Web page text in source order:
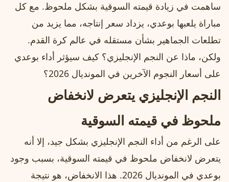
ساهمت في زيادة قيمته السوقية بشكل ملحوظ. مع كل
مباراة يلعبها بوعدي، يزداد سعر إنتاجه، مما يزيد من
تطلعات الجماهير بشأن مستقله في عالم كرة القدم.
ولكن، ماذا عن النجم الإنجليزي؟ كيف سيؤثر أداء بوعدي
على أسعار النجوم الآخرين في المونديال 2026؟
النجم الإنجليزي يتعرض لانخفاض
ملحوظ في قيمته السوقية
على الرغم من أداء النجم الإنجليزي بشكل جيد، إلا أنه
يتعرض لانخفاض ملحوظ في قيمته السوقية، بسبب وجود
بوعدي في المونديال 2026. هذا الانخفاض، هو نتيجة